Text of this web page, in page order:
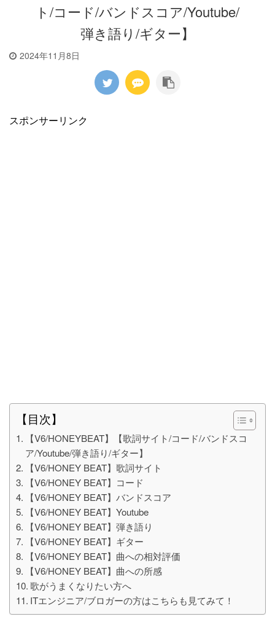
ト/コード/バンドスコア/Youtube/
弾き語り/ギター】
2024年11月8日
スポンサーリンク
【目次】
【V6/HONEYBEAT】【歌詞サイト/コード/バンドスコ
ア/Youtube/弾き語り/ギター】
【V6/HONEY BEAT】歌詞サイト
【V6/HONEY BEAT】コード
【V6/HONEY BEAT】バンドスコア
【V6/HONEY BEAT】Youtube
【V6/HONEY BEAT】弾き語り
【V6/HONEY BEAT】ギター
【V6/HONEY BEAT】曲への相対評価
【V6/HONEY BEAT】曲への所感
歌がうまくなりたい方へ
ITエンジニア/ブロガーの方はこちらも見てみて！